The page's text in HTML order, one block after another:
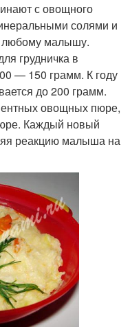
с овощного
солями и
любому малышу.
грудничка в
— 150 грамм. К году
до 200 грамм.
овощных пюре,
Каждый новый
реакцию малыша на